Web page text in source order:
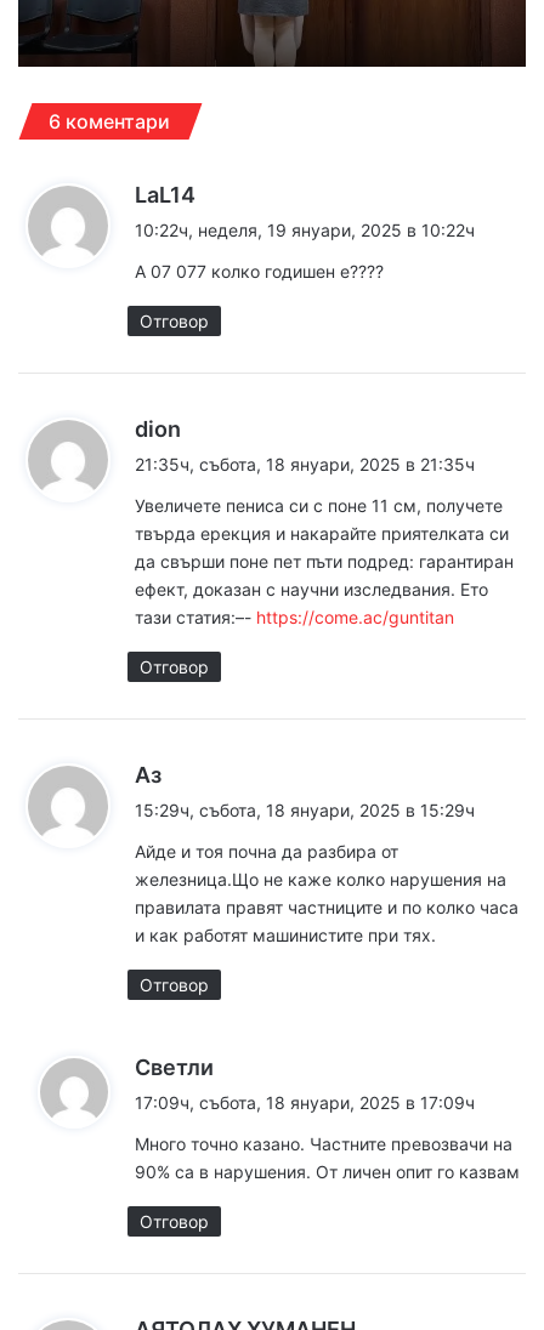
6 коментари
LaL14
а
а
:
10:22ч, неделя, 19 януари, 2025 в 10:22ч
А 07 077 колко годишен е????
Отговор
dion
а
а
:
21:35ч, събота, 18 януари, 2025 в 21:35ч
Увeличете пeниca си с поне 11 см, получете
твърда epeкция и накарайте приятелката си
да свъpши поне пет пъти подpед: гаpантиран
ефект, доказан с научни изследвания. Ето
тази статия:–- https://come.ac/guntitan
Отговор
Аз
а
а
:
15:29ч, събота, 18 януари, 2025 в 15:29ч
Айде и тоя почна да разбира от
железница.Що не каже колко нарушения на
правилата правят частниците и по колко часа
и как работят машинистите при тях.
Отговор
Светли
а
а
:
17:09ч, събота, 18 януари, 2025 в 17:09ч
Много точно казано. Частните превозвачи на
90% са в нарушения. От личен опит го казвам
Отговор